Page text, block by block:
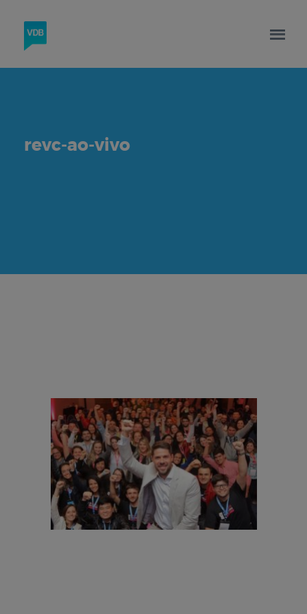
revc-ao-vivo